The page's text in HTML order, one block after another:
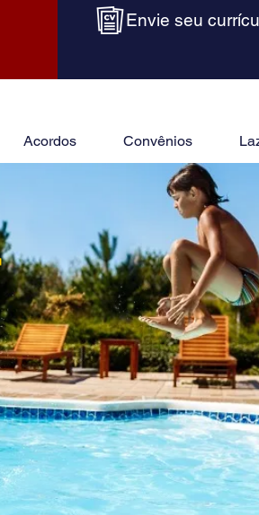
Envie seu
Acordos Convênios